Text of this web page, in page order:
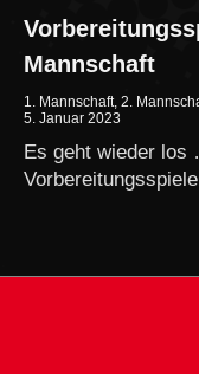
Mannschaft
1. Mannschaft, 2.
5. Januar 2023
Es geht wieder los